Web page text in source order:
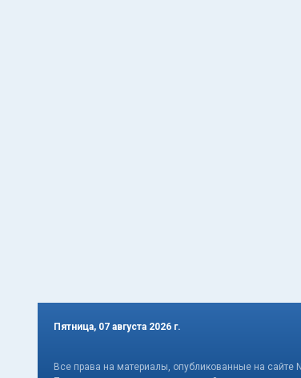
Пятница, 07 августа 2026 г.
Все права на материалы, опубликованные на сайте